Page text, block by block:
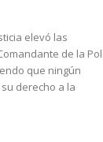
elevó las
de la
que ningún
derecho a la